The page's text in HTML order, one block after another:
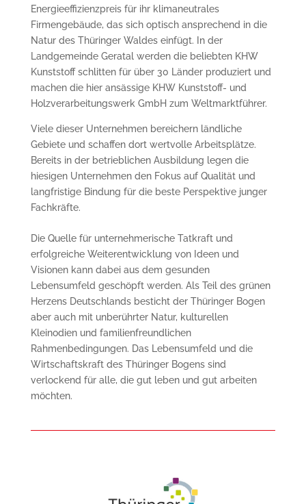
Energieeffizienzpreis für ihr klimaneutrales
Firmengebäude, das sich optisch ansprechend in die
Natur des Thüringer Waldes einfügt. In der
Landgemeinde Geratal werden die beliebten KHW
Kunststoff schlitten für über 30 Länder produziert und
machen die hier ansässige KHW Kunst­stoff- und
Holzverarbeitungswerk GmbH zum Weltmarktführer.
Viele dieser Unternehmen bereichern ländliche
Gebiete und schaffen dort wertvolle Arbeitsplätze.
Bereits in der betrieblichen Ausbildung legen die
hiesigen Unternehmen den Fokus auf Qualität und
langfristige Bindung für die beste Perspektive junger
Fachkräfte.
Die Quelle für unternehmerische Tatkraft und
erfolgreiche Weiterentwicklung von Ideen und
Visionen kann dabei aus dem gesunden
Lebensumfeld geschöpft werden. Als Teil des grünen
Herzens Deutschlands besticht der Thüringer Bogen
aber auch mit unberührter Natur, kulturellen
Kleinodien und familien­freundlichen
Rahmenbedingungen. Das Lebens­umfeld und die
Wirtschaftskraft des Thüringer Bogens sind
verlockend für alle, die gut leben und gut arbeiten
möchten.